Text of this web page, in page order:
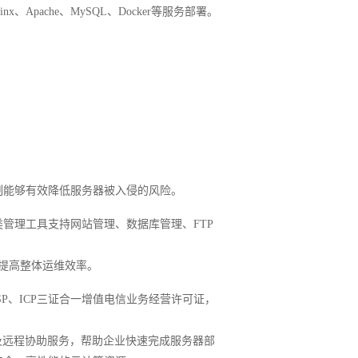
Apache、MySQL、Docker等服务部署。
够有效降低服务器被入侵的风险。
理工具支持网站管理、数据库管理、FTP
高整体运维效率。
ICP三证合一增值电信业务经营许可证，
程协助服务，帮助企业快速完成服务器部